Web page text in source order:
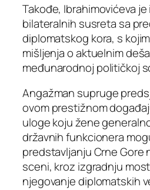
Takođe, Ibrahimovićeva je
bilateralnih susreta sa
diplomatskog kora, s
mišljenja o aktuelnim
međunarodnoj političkoj
Angažman supruge
ovom prestižnom
uloge koju žene
državnih funkcionera
predstavljanju Crne Gore
sceni, kroz izgradnju
njegovanje diplomatskih